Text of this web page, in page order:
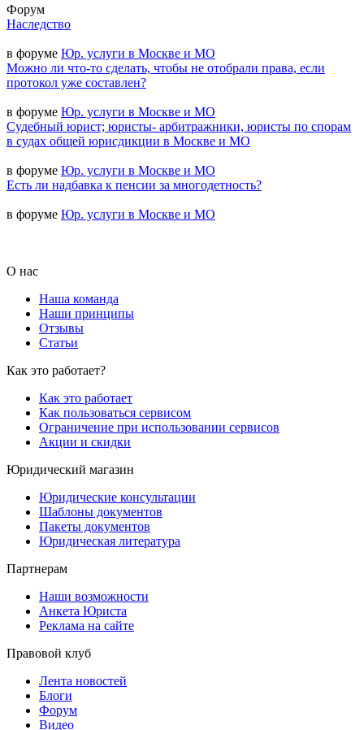
Форум
Наследство
в форуме Юр. услуги в Москве и МО
Можно ли что-то сделать, чтобы не отобрали права, если
протокол уже составлен?
в форуме Юр. услуги в Москве и МО
Судебный юрист; юристы- арбитражники, юристы по спорам
в судах общей юрисдикции в Москве и МО
в форуме Юр. услуги в Москве и МО
Есть ли надбавка к пенсии за многодетность?
в форуме Юр. услуги в Москве и МО
О нас
Наша команда
Наши принципы
Отзывы
Статьи
Как это работает?
Как это работает
Как пользоваться сервисом
Ограничение при использовании сервисов
Акции и скидки
Юридический магазин
Юридические консультации
Шаблоны документов
Пакеты документов
Юридическая литература
Партнерам
Наши возможности
Анкета Юриста
Реклама на сайте
Правовой клуб
Лента новостей
Блоги
Форум
Видео